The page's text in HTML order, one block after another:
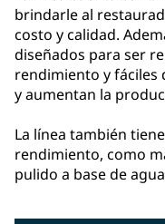
brindarle al
costo y calidad.
diseñados para ser
rendimiento y fáciles
y aumentan la
La línea también
rendimiento, como
pulido a base de